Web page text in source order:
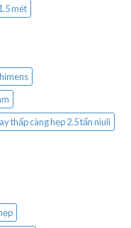
mét
thấp càng hẹp 2.5 tấn niuli